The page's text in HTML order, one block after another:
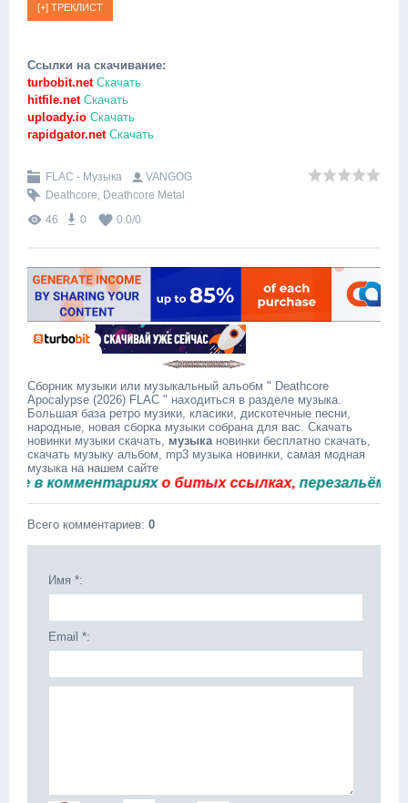
Ссылки на скачивание:
turbobit.netСкачать
hitfile.netСкачать
uploady.io Скачать
rapidgator.netСкачать
FLAC - Музыка
VANGOG
Deathcore, Deathcore Metal
46
0 0.0/0
Сборник музыки или музыкальный альобм " Deathcore
Apocalypse (2026) FLAC " находиться в разделе музыка.
Большая база ретро музики, класики, дискотечные песни,
народные, новая сборка музыки собрана для вас. Скачать
новинки музыки скачать, музыкановинки бесплатно скачать,
скачать музыку альбом, mp3 музыка новинки, самая модная
музыка на нашем сайте
комментарияхо битых ссылках,перезальём
Всего комментариев: 0
Имя *:
Email *: